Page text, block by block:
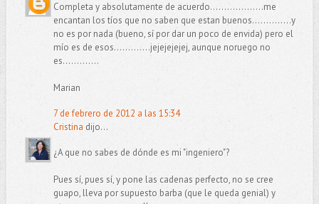
Completa y absolutamente de acuerdo...................me
encantan los tíos que no saben que estan buenos..............y
no es por nada (bueno, sí por dar un poco de envida) pero el
mío es de esos.............jejejejejej, aunque noruego no
es.............
Marian
7 de febrero de 2012 a las 15:34
Cristina dijo...
¿A que no sabes de dónde es mi "ingeniero"?
Pues sí, pues sí, y pone las cadenas perfecto, no se cree
guapo, lleva por supuesto barba (que le queda genial) y